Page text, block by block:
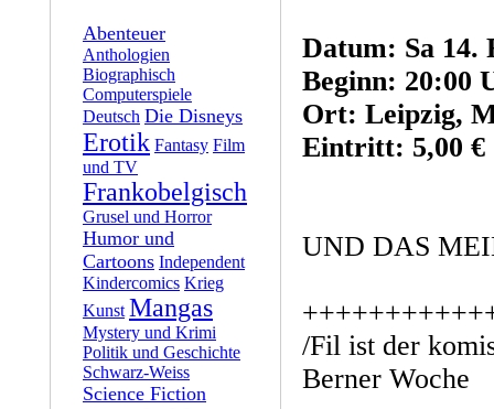
Abenteuer
Anthologien
Biographisch
Computerspiele
Deutsch Die Disneys
Erotik Fantasy Film
und TV
Frankobelgisch
Grusel und Horror
Humor und
Cartoons Independent
Kindercomics Krieg
Kunst Mangas
Mystery und Krimi
Politik und Geschichte
Schwarz-Weiss
Science Fiction
Datum: Sa 14.
Beginn: 20:00
Ort: Leipzig,
Eintritt: 5,00 €
UND DAS
/Fil ist der
Berner Woche